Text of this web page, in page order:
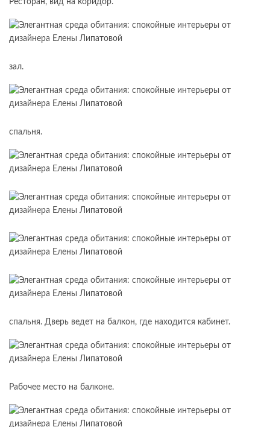
Ресторан, вид на коридор.
зал.
спальня.
спальня. Дверь ведет на балкон, где находится кабинет.
Рабочее место на балконе.